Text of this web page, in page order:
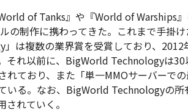
of Tanks』や『World of Warships
の制作に携わってきた。これまで手掛
」は複数の業界賞を受賞しており、
それ以前に、BigWorld Technologyは30
れており、また「単一MMOサーバーで
いる。なお、BigWorld Technologyの
れていく。